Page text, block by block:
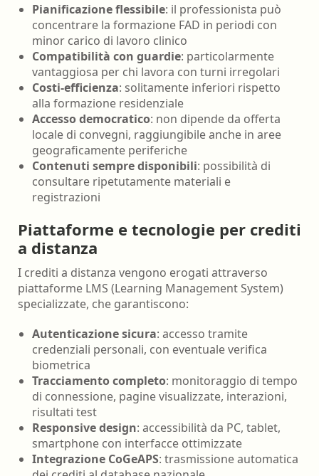
Pianificazione flessibile: il professionista può
concentrare la formazione FAD in periodi con
minor carico di lavoro clinico
Compatibilità con guardie: particolarmente
vantaggiosa per chi lavora con turni irregolari
Costi-efficienza: solitamente inferiori rispetto
alla formazione residenziale
Accesso democratico: non dipende da offerta
locale di convegni, raggiungibile anche in aree
geograficamente periferiche
Contenuti sempre disponibili: possibilità di
consultare ripetutamente materiali e
registrazioni
Piattaforme e tecnologie per crediti
a distanza
I crediti a distanza vengono erogati attraverso
piattaforme LMS (Learning Management System)
specializzate, che garantiscono:
Autenticazione sicura: accesso tramite
credenziali personali, con eventuale verifica
biometrica
Tracciamento completo: monitoraggio di tempo
di connessione, pagine visualizzate, interazioni,
risultati test
Responsive design: accessibilità da PC, tablet,
smartphone con interfacce ottimizzate
Integrazione CoGeAPS: trasmissione automatica